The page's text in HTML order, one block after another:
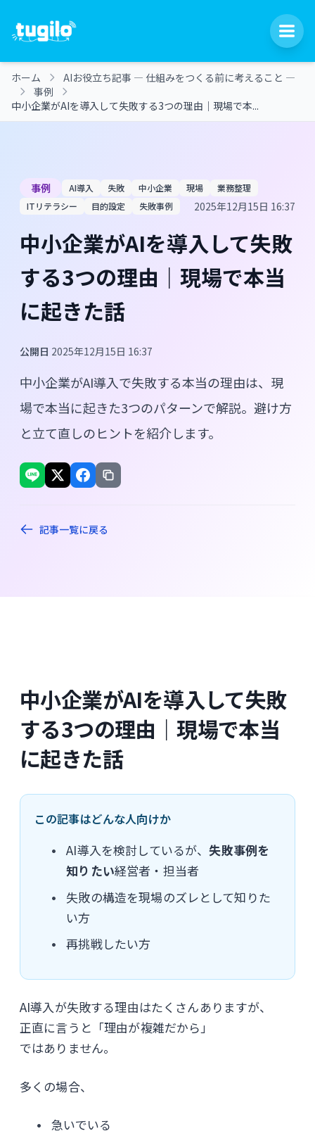
ホーム
AIお役立ち記事 ― 仕組みをつくる前に考えること ―
事例
中小企業がAIを導入して失敗する3つの理由｜現場で本...
事例 AI導入 失敗 中小企業 現場
業務整理
ITリテラシー
目的設定 失敗事例 2025年12月15日 16:37
中小企業がAIを導入して失敗
する3つの理由｜現場で本当
に起きた話
公開日 2025年12月15日 16:37
中小企業がAI導入で失敗する本当の理由は、現
場で本当に起きた3つのパターンで解説。避け方
と立て直しのヒントを紹介します。
記事一覧に戻る
中小企業がAIを導入して失敗
する3つの理由｜現場で本当
に起きた話
この記事はどんな人向けか
AI導入を検討しているが、失敗事例を
知りたい経営者・担当者
失敗の構造を現場のズレとして知りた
い方
再挑戦したい方
AI導入が失敗する理由はたくさんありますが、
正直に言うと「理由が複雑だから」
ではありません。
多くの場合、
急いでいる